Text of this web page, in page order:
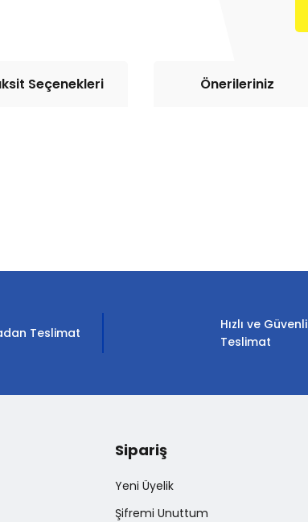
Seçenekleri Önerileriniz
Gönder
Teslimat
Hızlı ve Güvenli
Teslimat
Sipariş
Yeni Üyelik
Şifremi Unuttum